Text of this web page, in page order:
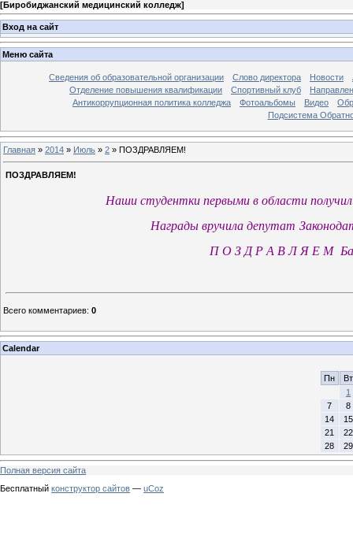
[Биробиджанский медицинский колледж]
Вход на сайт
Меню сайта
Сведения об образовательной организации Слово директора Новости
Отделение повышения квалификации
Спортивный клуб
Антикоррупционная политика колледжа
Фотоальбомы Видео
Подсистема
Главная » 2014 » Июль » 2 » ПОЗДРАВЛЯЕМ!
ПОЗДРАВЛЯЕМ!
Наши студенткипервыми в области
Наградывручила депутат
П О З Д Р А В Л Я Е М
Всего комментариев: 0
Calendar
Пн
Вт
1
7
8
14
15
21
22
28
29
Полная версия сайта
Бесплатный конструктор сайтов — uCoz